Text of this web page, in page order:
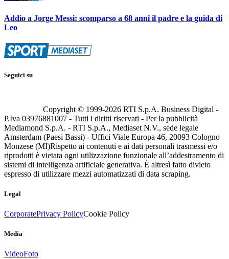
Addio a Jorge Messi: scomparso a 68 anni il padre e la guida di
Leo
Seguici su
Copyright © 1999-2026 RTI S.p.A. Business Digital -
P.Iva 03976881007 - Tutti i diritti riservati - Per la pubblicità
Mediamond S.p.A. - RTI S.p.A., Mediaset N.V., sede legale
Amsterdam (Paesi Bassi) - Uffici Viale Europa 46, 20093 Cologno
Monzese (MI)Rispetto ai contenuti e ai dati personali trasmessi e/o
riprodotti è vietata ogni utilizzazione funzionale all’addestramento di
sistemi di intelligenza artificiale generativa. È altresì fatto divieto
espresso di utilizzare mezzi automatizzati di data scraping.
Legal
CorporatePrivacy PolicyCookie Policy
Media
VideoFoto